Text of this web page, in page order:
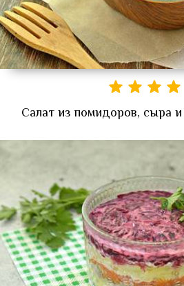
Салат из помидоров, сыра